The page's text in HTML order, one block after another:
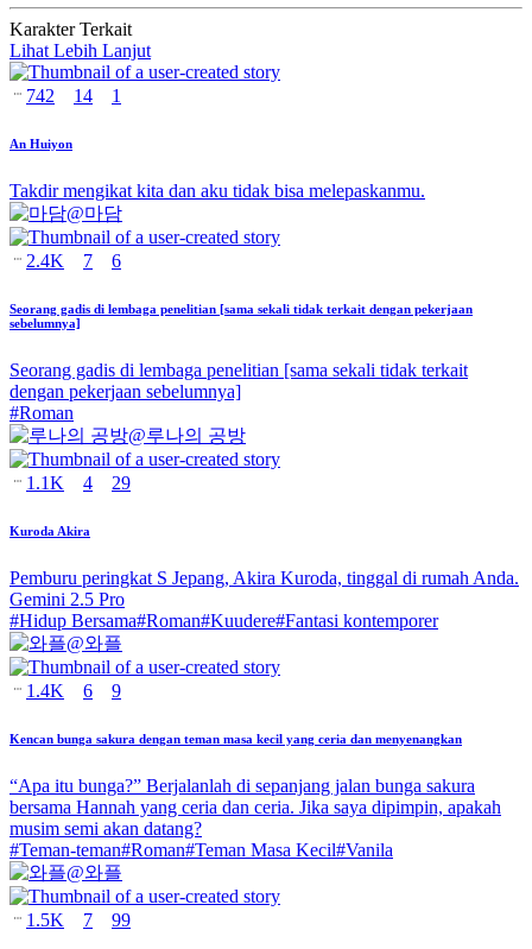
Karakter Terkait
Lihat Lebih Lanjut
742 14 1
An Huiyon
Takdir mengikat kita dan aku tidak bisa melepaskanmu.
@마담
2.4K 7 6
Seorang gadis di lembaga penelitian [sama sekali tidak terkait dengan pekerjaan
sebelumnya]
Seorang gadis di lembaga penelitian [sama sekali tidak terkait
dengan pekerjaan sebelumnya]
#Roman
@루나의 공방
1.1K 4 29
Kuroda Akira
Pemburu peringkat S Jepang, Akira Kuroda, tinggal di rumah Anda.
Gemini 2.5 Pro
#Hidup Bersama#Roman#Kuudere#Fantasi kontemporer
@와플
1.4K 6 9
Kencan bunga sakura dengan teman masa kecil yang ceria dan menyenangkan
“Apa itu bunga?” Berjalanlah di sepanjang jalan bunga sakura
bersama Hannah yang ceria dan ceria. Jika saya dipimpin, apakah
musim semi akan datang?
#Teman-teman#Roman#Teman Masa Kecil#Vanila
@와플
1.5K 7 99